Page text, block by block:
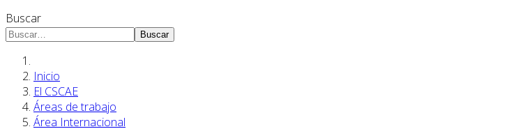
Buscar
Buscar
Inicio
El CSCAE
Áreas de trabajo
Área Internacional